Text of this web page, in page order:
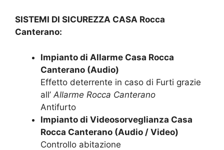
SISTEMI DI SICUREZZA CASA Rocca
Canterano:
Impianto di Allarme Casa Rocca
Canterano (Audio)
Effetto deterrente in caso di Furti grazie
all’ Allarme Rocca Canterano
Antifurto
Impianto di Videosorveglianza Casa
Rocca Canterano (Audio / Video)
Controllo abitazione